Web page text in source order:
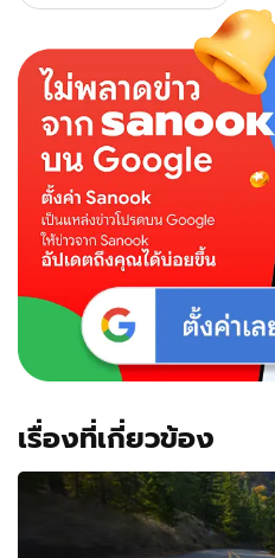
เรื่องที่เกี่ยวข้อง